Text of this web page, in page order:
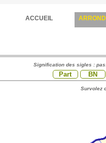
ACCUEIL
Signification des sigles :
Part BN
Survolez